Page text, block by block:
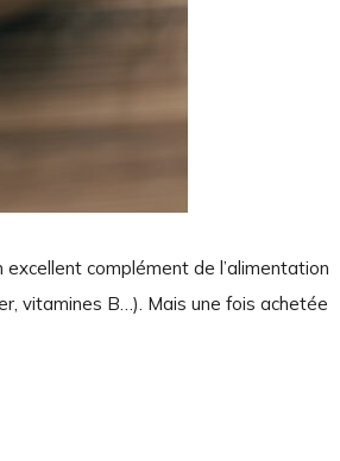
complément de l’alimentation
vitamines B…). Mais une fois achetée